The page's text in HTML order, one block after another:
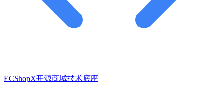
ECShopX开源商城技术底座